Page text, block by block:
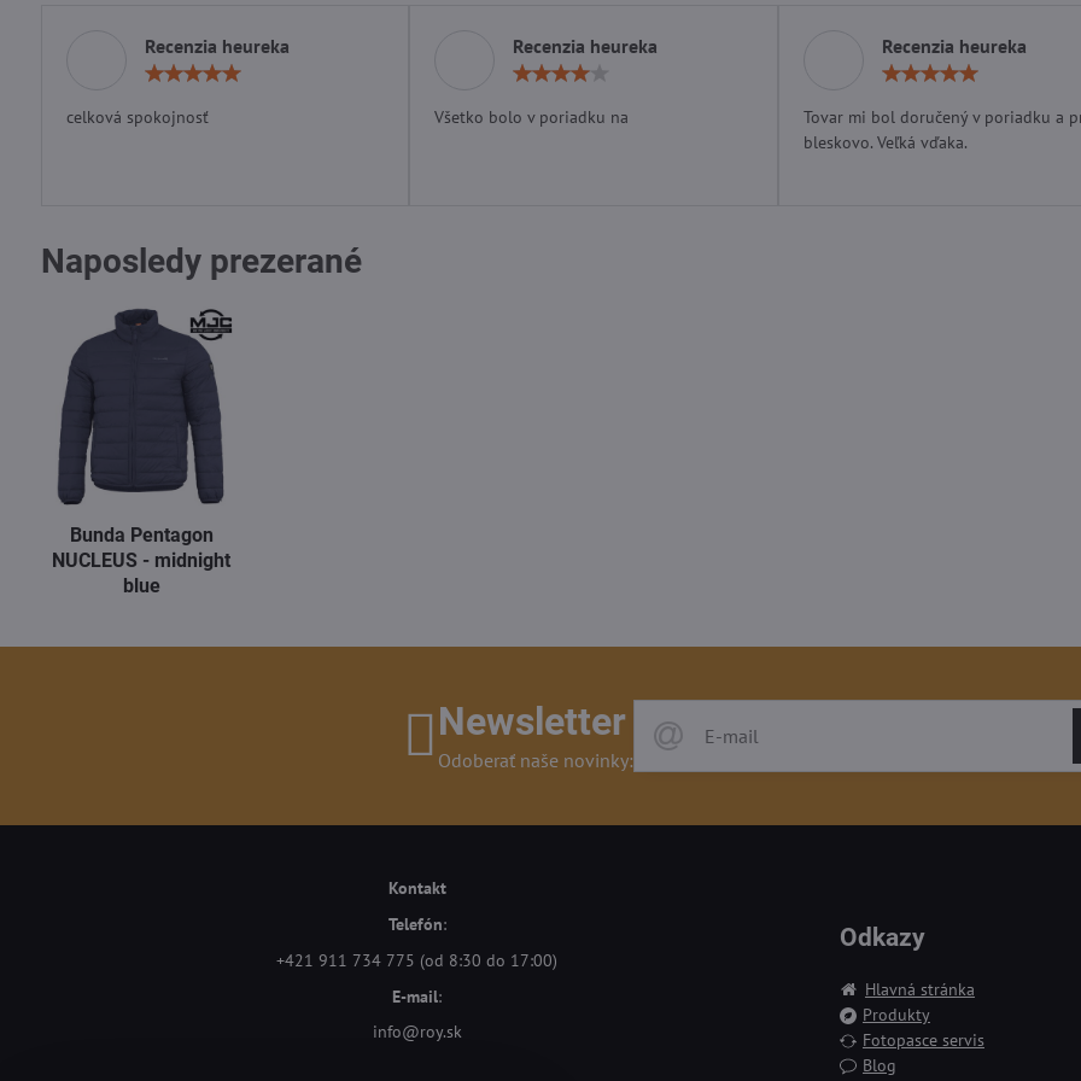
Recenzia heureka
celková spokojnosť
Recenzia heureka
Všetko bolo v poriadku na
Recenzia heureka
/
5
Tovar mi bol doručený v poriadku a
bleskovo. Veľká vďaka.
Naposledy prezerané
Bunda Pentagon
NUCLEUS - midnight
blue
Newsletter
Odoberať naše novinky:
Kontakt
Telefón:
+421 911 734 775 (od 8:30 do 17:00)
E-mail:
info@roy.sk
Odkazy
Hlavná stránka
Produkty
Fotopasce servis
Blog